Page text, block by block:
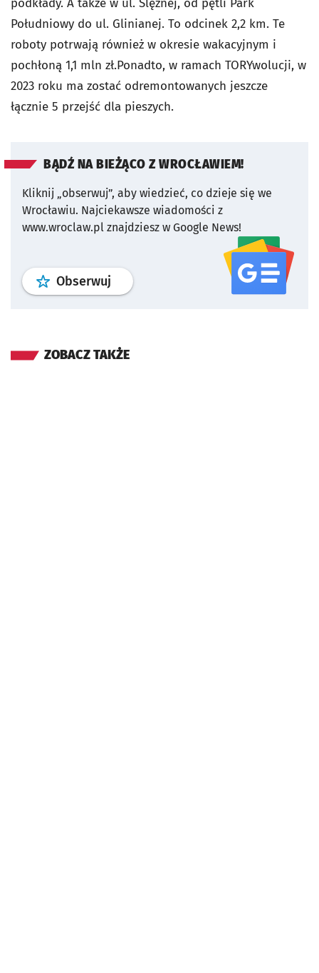
podkłady. A także w ul. Ślężnej, od pętli Park
Południowy do ul. Glinianej. To odcinek 2,2 km. Te
roboty potrwają również w okresie wakacyjnym i
pochłoną 1,1 mln zł.Ponadto, w ramach TORYwolucji, w
2023 roku ma zostać odremontowanych jeszcze
łącznie 5 przejść dla pieszych.
BĄDŹ NA BIEŻĄCO Z WROCŁAWIEM!
Kliknij „obserwuj”, aby wiedzieć, co dzieje się we
Wrocławiu. Najciekawsze wiadomości z
www.wroclaw.pl znajdziesz w Google News!
Obserwuj profil serwisu
ZOBACZ TAKŻE